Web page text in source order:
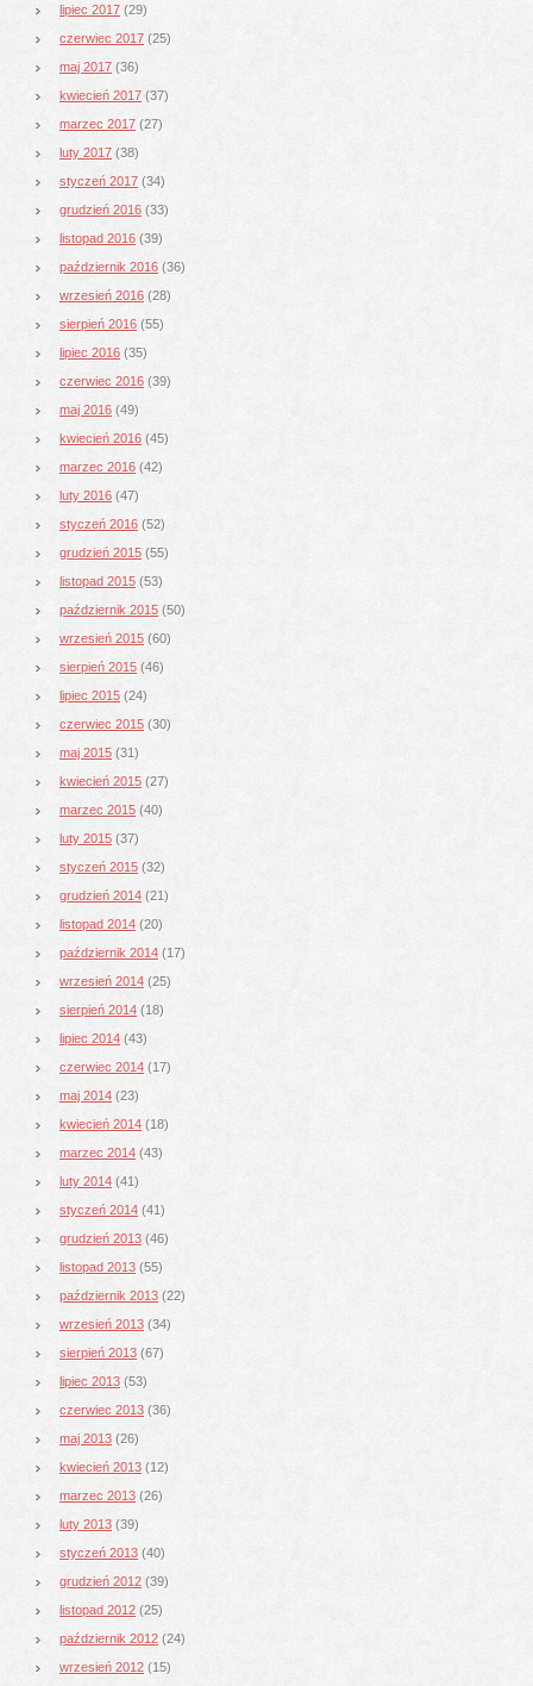
lipiec 2017 (29)
czerwiec 2017 (25)
maj 2017 (36)
kwiecień 2017 (37)
marzec 2017 (27)
luty 2017 (38)
styczeń 2017 (34)
grudzień 2016 (33)
listopad 2016 (39)
październik 2016 (36)
wrzesień 2016 (28)
sierpień 2016 (55)
lipiec 2016 (35)
czerwiec 2016 (39)
maj 2016 (49)
kwiecień 2016 (45)
marzec 2016 (42)
luty 2016 (47)
styczeń 2016 (52)
grudzień 2015 (55)
listopad 2015 (53)
październik 2015 (50)
wrzesień 2015 (60)
sierpień 2015 (46)
lipiec 2015 (24)
czerwiec 2015 (30)
maj 2015 (31)
kwiecień 2015 (27)
marzec 2015 (40)
luty 2015 (37)
styczeń 2015 (32)
grudzień 2014 (21)
listopad 2014 (20)
październik 2014 (17)
wrzesień 2014 (25)
sierpień 2014 (18)
lipiec 2014 (43)
czerwiec 2014 (17)
maj 2014 (23)
kwiecień 2014 (18)
marzec 2014 (43)
luty 2014 (41)
styczeń 2014 (41)
grudzień 2013 (46)
listopad 2013 (55)
październik 2013 (22)
wrzesień 2013 (34)
sierpień 2013 (67)
lipiec 2013 (53)
czerwiec 2013 (36)
maj 2013 (26)
kwiecień 2013 (12)
marzec 2013 (26)
luty 2013 (39)
styczeń 2013 (40)
grudzień 2012 (39)
listopad 2012 (25)
październik 2012 (24)
wrzesień 2012 (15)